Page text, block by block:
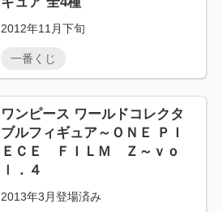
2012年11月下旬
一番くじ
ワンピース ワールドコレクタ
ブルフィギュア～ＯＮＥ ＰＩ
ＥＣＥ ＦＩＬＭ Ｚ～ｖｏ
ｌ．４
2013年3月登場済み